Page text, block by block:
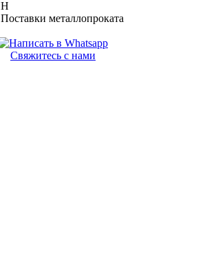
Поставки металлопроката
Свяжитесь с нами